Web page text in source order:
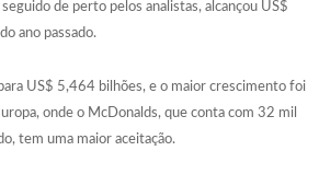
de perto pelos analistas, alcançou US$
ano passado.
US$ 5,464 bilhões, e o maior crescimento foi
onde o McDonalds, que conta com 32 mil
tem uma maior aceitação.